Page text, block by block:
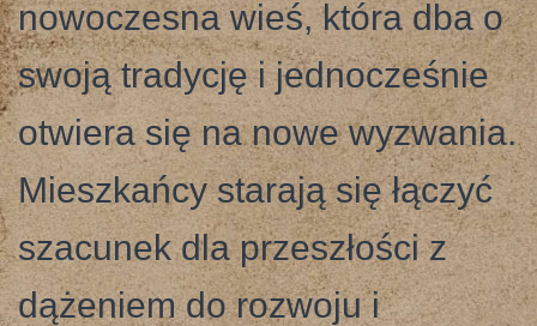
nowoczesna wieś, która dba o
swoją tradycję i jednocześnie
otwiera się na nowe wyzwania.
Mieszkańcy starają się łączyć
szacunek dla przeszłości z
dążeniem do rozwoju i